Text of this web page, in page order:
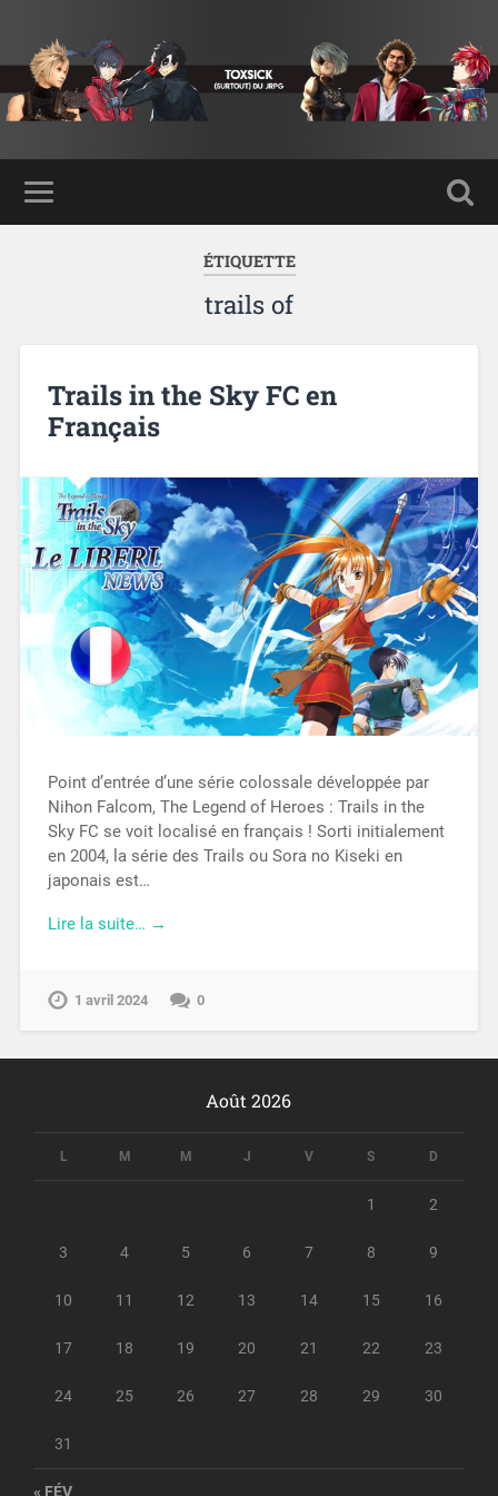
ÉTIQUETTE
trails of
Trails in the Sky FC en
Français
Point d’entrée d’une série colossale développée par
Nihon Falcom, The Legend of Heroes : Trails in the
Sky FC se voit localisé en français ! Sorti initialement
en 2004, la série des Trails ou Sora no Kiseki en
japonais est…
Lire la suite… →
1 avril 2024 0
Août 2026
L M M J V S D
1 2
3 4 5 6 7 8 9
10 11 12 13 14 15 16
17 18 19 20 21 22 23
24 25 26 27 28 29 30
31
« FÉV